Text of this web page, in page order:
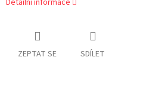
Detailní informace
ZEPTAT SE SDÍLET